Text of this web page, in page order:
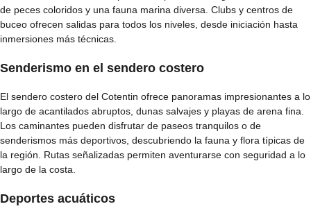
de peces coloridos y una fauna marina diversa. Clubs y centros de
buceo ofrecen salidas para todos los niveles, desde iniciación hasta
inmersiones más técnicas.
Senderismo en el sendero costero
El sendero costero del Cotentin ofrece panoramas impresionantes a lo
largo de acantilados abruptos, dunas salvajes y playas de arena fina.
Los caminantes pueden disfrutar de paseos tranquilos o de
senderismos más deportivos, descubriendo la fauna y flora típicas de
la región. Rutas señalizadas permiten aventurarse con seguridad a lo
largo de la costa.
Deportes acuáticos